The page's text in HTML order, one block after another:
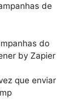
de
do
by Zapier
que enviar